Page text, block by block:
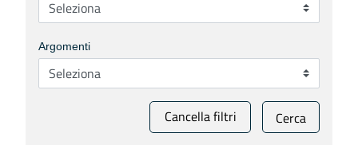
Argomenti
Cancella filtri Cerca